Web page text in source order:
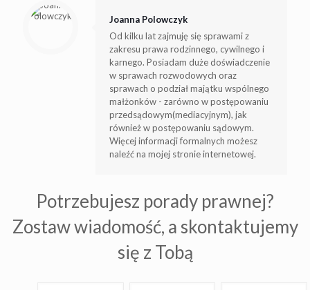
Joanna Polowczyk
Od kilku lat zajmuję się sprawami z
zakresu prawa rodzinnego, cywilnego i
karnego. Posiadam duże doświadczenie
w sprawach rozwodowych oraz
sprawach o podział majątku wspólnego
małżonków - zarówno w postępowaniu
przedsądowym(mediacyjnym), jak
również w postępowaniu sądowym.
Więcej informacji formalnych możesz
naleźć na mojej stronie internetowej.
Potrzebujesz porady prawnej?
Zostaw wiadomość, a skontaktujemy
się z Tobą